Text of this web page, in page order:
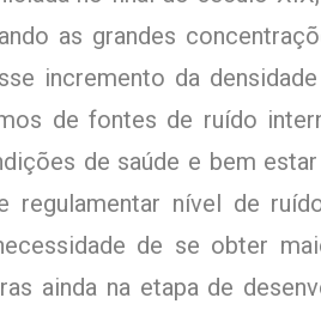
as grandes
incremento da
de fontes de ruído
de saúde e bem
regulamentar nível de
de se obter
ainda na etapa de